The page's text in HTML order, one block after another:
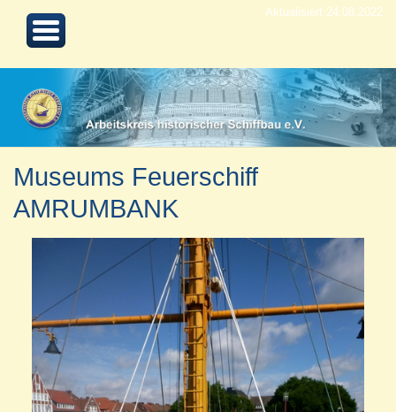
Aktualisiert 24.08.2022
Museums Feuerschiff
AMRUMBANK